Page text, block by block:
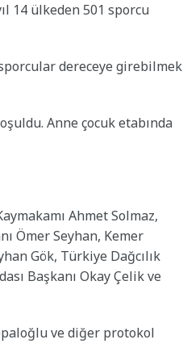
14 ülkeden 501 sporcu
dereceye girebilmek
Anne çocuk etabında
Ahmet Solmaz,
Ömer Seyhan, Kemer
Gök, Türkiye Dağcılık
Başkanı Okay Çelik ve
ve diğer protokol